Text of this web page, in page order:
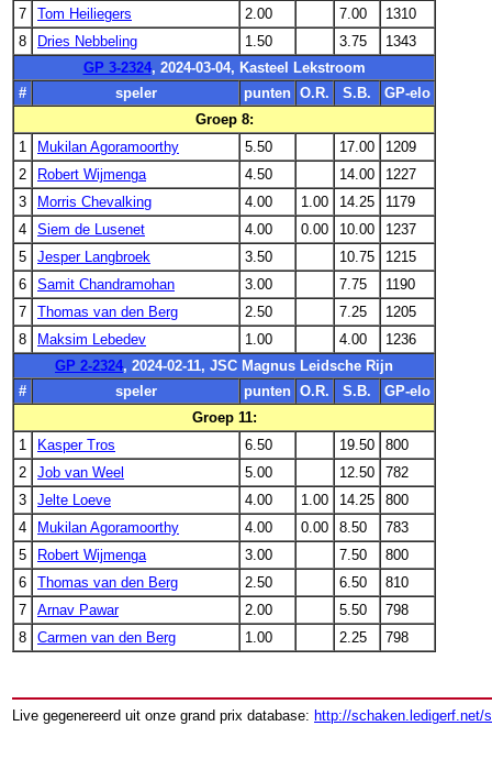
7
Tom Heiliegers 2.00 7.00
1310
8
Dries Nebbeling 1.50 3.75
1343
GP 3-2324, 2024-03-04, Kasteel Lekstroom
#
speler punten O.R. S.B.
GP-elo
Groep 8:
1
Mukilan Agoramoorthy 5.50 17.00
1209
2
Robert Wijmenga 4.50 14.00
1227
3
Morris Chevalking 4.00 1.00 14.25
1179
4
Siem de Lusenet 4.00 0.00 10.00
1237
5
Jesper Langbroek 3.50 10.75
1215
6
Samit Chandramohan 3.00 7.75
1190
7
Thomas van den Berg 2.50 7.25
1205
8
Maksim Lebedev 1.00 4.00
1236
GP 2-2324, 2024-02-11, JSC Magnus Leidsche Rijn
#
speler punten O.R. S.B.
GP-elo
Groep 11:
1
Kasper Tros 6.50 19.50
800
2
Job van Weel 5.00 12.50
782
3
Jelte Loeve 4.00 1.00 14.25
800
4
Mukilan Agoramoorthy 4.00 0.00 8.50
783
5
Robert Wijmenga 3.00 7.50
800
6
Thomas van den Berg 2.50 6.50
810
7
Arnav Pawar 2.00 5.50
798
8
Carmen van den Berg 1.00 2.25 798
Live gegenereerd uit onze grand prix database: http://schaken.ledigerf.net/